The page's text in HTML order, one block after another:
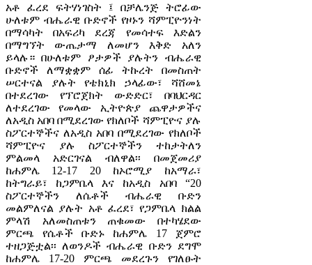
አቶ ፈረደ ፍትሃነገስት ፤ በቻሌንጅ ትሮፊው
ሁለቱም ብሔራዊ ቡድኖች የዞኑን ሻምፒዮንነት
በማሳካት በአፍሪካ ደረጃ የመሳተፍ እድልን
በማግኘት ውጤታማ ለመሆን እቅድ አለን
ይላሉ። በሁለቱም ፆታዎች ያሉትን ብሔራዊ
ቡድኖች ለማቋቋም ሰፊ ትኩረት በመስጠት
ሠርተናል ያሉት የቴክኒክ ኃላፊው፣ ሻሸመኔ
በተደረገው የፕሮጀክት ውድድር፣ በባህርዳር
ለተደረገው የመላው ኢትዮጵያ ጨዋታዎችና
ለአዲስ አበባ በሚደረገው የክለቦች ሻምፒዮና ያሉ
ስፖርተኞችና ለአዲስ አበባ በሚደረገው የክለቦች
ሻምፒዮና ያሉ ስፖርተኞችን ተከታትለን
ምልመላ አድርገናል ብለዋል፡፡ በመጀመሪያ
ከሐምሌ 12-17 20 ከኦሮሚያ ከአማራ፣
ከትግራይ፣ ከጋምቤላ እና ከአዲስ አበባ “20
ስፖርተኞችን ለሴቶች ብሔራዊ ቡድን
መልምለናል ያሉት አቶ ፈረደ፣ የጋምቤላ ክልል
ምላሽ አለመስጠቱን ጠቁመው በተካሄደው
ምርጫ የሴቶች ቡድኑ ከሐምሌ 17 ጀምሮ
ተዘጋጅቷል፡፡ ለወንዶች ብሔራዊ ቡድን ደግሞ
ከሐምሌ 17-20 ምርጫ መደረጉን የገለፁት